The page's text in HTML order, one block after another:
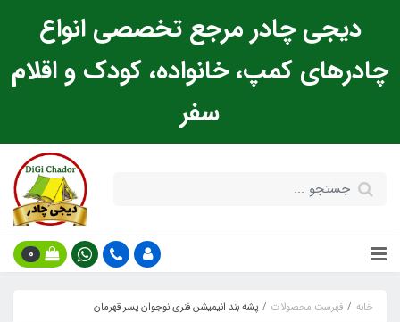
دیجی چادر مرجع تخصصی انواع
چادرهای کمپ، خانواده، کودک و اقلام
سفر
0
خانه فهرست محصولات پشه‌ بند انیمیشن فنری نوجوان پسر قهرمان